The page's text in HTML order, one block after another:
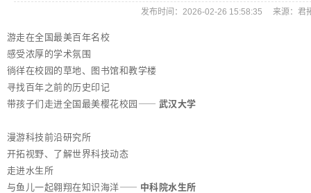
发布时间：2026-02-26 15:58:35 来源：
游走在全国最美百年名校
感受浓厚的学术氛围
徜徉在校园的草地、图书馆和教学楼
寻找百年之前的历史印记
带孩子们走进全国最美樱花校园—— 武汉大学
漫游科技前沿研究所
开拓视野、了解世界科技动态
走进水生所
与鱼儿一起翱翔在知识海洋—— 中科院水生所